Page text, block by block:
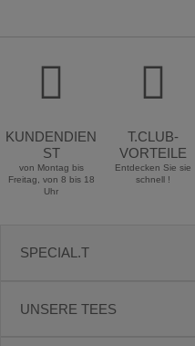
KUNDENDIEN
ST
von Montag bis
Freitag, von 8 bis 18
Uhr
T.CLUB-
VORTEILE
Entdecken Sie sie
schnell !
SPECIAL.T
UNSERE TEES